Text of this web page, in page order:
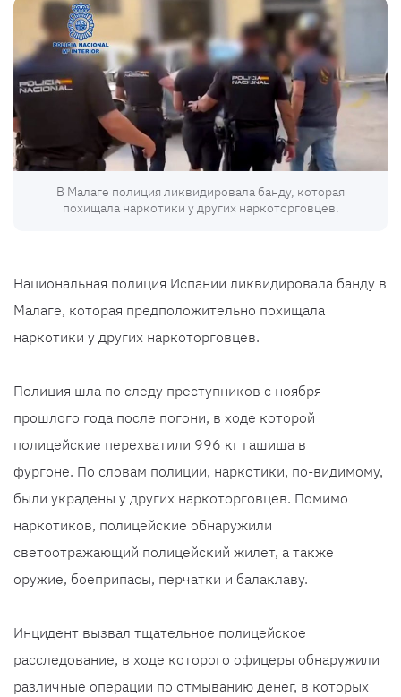
В Малаге полиция ликвидировала банду, которая
похищала наркотики у других наркоторговцев.
Национальная полиция Испании ликвидировала банду в
Малаге, которая предположительно похищала
наркотики у других наркоторговцев.
Полиция шла по следу преступников с ноября
прошлого года после погони, в ходе которой
полицейские перехватили 996 кг гашиша в
фургоне. По словам полиции, наркотики, по-видимому,
были украдены у других наркоторговцев. Помимо
наркотиков, полицейские обнаружили
светоотражающий полицейский жилет, а также
оружие, боеприпасы, перчатки и балаклаву.
Инцидент вызвал тщательное полицейское
расследование, в ходе которого офицеры обнаружили
различные операции по отмыванию денег, в которых